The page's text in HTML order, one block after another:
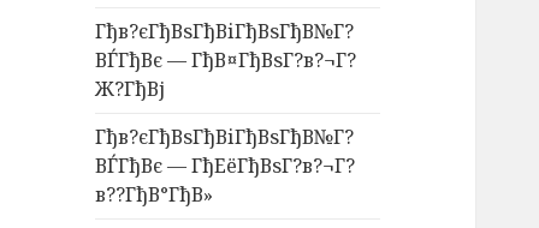
Гђв?єГђВѕГђВіГђВѕГђВ№Г?
ВЃГђВє — ГђВ¤ГђВѕГ?в?¬Г?
Ж?ГђВј
Гђв?єГђВѕГђВіГђВѕГђВ№Г?
ВЃГђВє — ГђЕёГђВѕГ?в?¬Г?
в??ГђВ°ГђВ»